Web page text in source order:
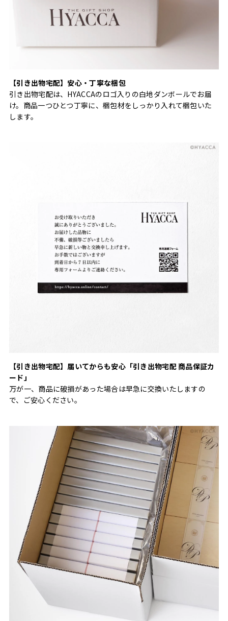
【引き出物宅配】安心・丁寧な梱包
引き出物宅配は、HYACCAのロゴ入りの白地ダンボールでお届
け。商品一つひとつ丁寧に、梱包材をしっかり入れて梱包いた
します。
【引き出物宅配】届いてからも安心「引き出物宅配 商品保証カ
ード」
万が一、商品に破損があった場合は早急に交換いたしますの
で、ご安心ください。